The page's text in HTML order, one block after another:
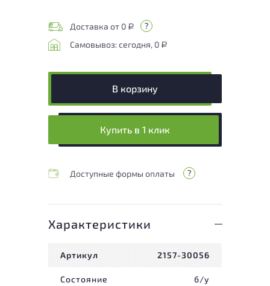
Доставка от 0 Р
Самовывоз: сегодня, 0 Р
В корзину
Купить в 1 клик
Доступные формы оплаты
Характеристики
Артикул 2157-30056
Состояние б/у